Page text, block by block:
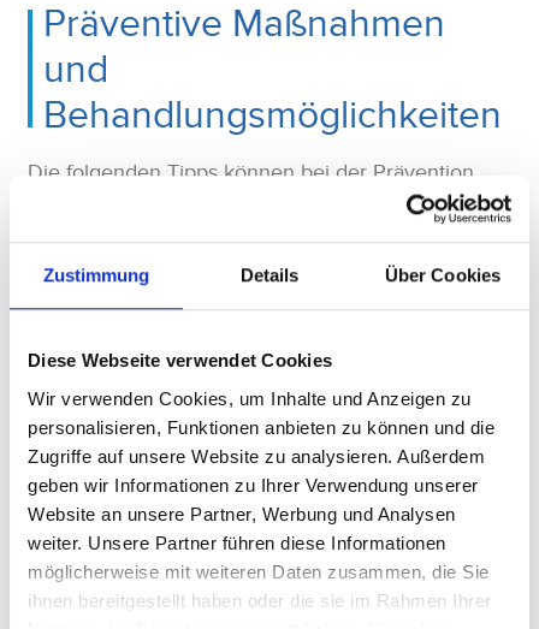
Zustimmung Details Über Cookies
Diese Webseite verwendet Cookies
Wir verwenden Cookies, um Inhalte und Anzeigen zu
personalisieren, Funktionen anbieten zu können und die
Zugriffe auf unsere Website zu analysieren. Außerdem
geben wir Informationen zu Ihrer Verwendung unserer
Website an unsere Partner, Werbung und Analysen
weiter. Unsere Partner führen diese Informationen
möglicherweise mit weiteren Daten zusammen, die Sie
ihnen bereitgestellt haben oder die sie im Rahmen Ihrer
Präventive Maßnahmen
und
Behandlungsmöglichkeiten
Die folgenden Tipps können bei der Prävention
eines Karpaltunnelsyndroms hilfreich sein:
Achten Sie auf eineergonomische
Arbeitsplatzgestaltungmit angemessener
Sitzposition und der richtigen
Machen Sieregelmäßige Pausen , wenn Sie
bestimmte Handbewegungen häufiger
ausführen.
Tragen Sie nachts ggf. eine
Handgelenkschiene .